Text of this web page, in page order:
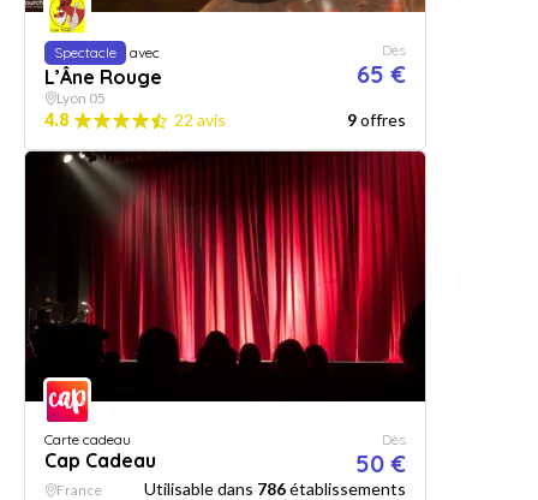
Spectacle avec
L’Âne Rouge
Dès
65 €
Lyon 05
4.8 22 avis 9offres
Carte cadeau
Cap Cadeau
Dès
50 €
France Utilisable dans 786établissements